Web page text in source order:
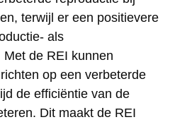
terwijl er een positievere
als
de REI kunnen
op een verbeterde
de efficiëntie van de
Dit maakt de REI